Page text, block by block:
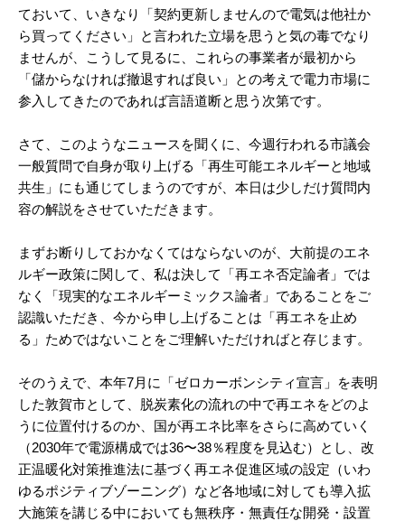
ておいて、いきなり「契約更新しませんので電気は他社か
ら買ってください」と言われた立場を思うと気の毒でなり
ませんが、こうして見るに、これらの事業者が最初から
「儲からなければ撤退すれば良い」との考えで電力市場に
参入してきたのであれば言語道断と思う次第です。
さて、このようなニュースを聞くに、今週行われる市議会
一般質問で自身が取り上げる「再生可能エネルギーと地域
共生」にも通じてしまうのですが、本日は少しだけ質問内
容の解説をさせていただきます。
まずお断りしておかなくてはならないのが、大前提のエネ
ルギー政策に関して、私は決して「再エネ否定論者」では
なく「現実的なエネルギーミックス論者」であることをご
認識いただき、今から申し上げることは「再エネを止め
る」ためではないことをご理解いただければと存じます。
そのうえで、本年7月に「ゼロカーボンシティ宣言」を表明
した敦賀市として、脱炭素化の流れの中で再エネをどのよ
うに位置付けるのか、国が再エネ比率をさらに高めていく
（2030年で電源構成では36〜38％程度を見込む）とし、改
正温暖化対策推進法に基づく再エネ促進区域の設定（いわ
ゆるポジティブゾーニング）など各地域に対しても導入拡
大施策を講じる中においても無秩序・無責任な開発・設置